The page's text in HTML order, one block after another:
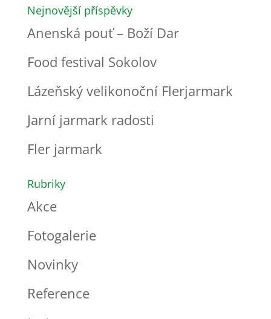
Nejnovější příspěvky
Anenská pouť – Boží Dar
Food festival Sokolov
Lázeňský velikonoční Flerjarmark
Jarní jarmark radosti
Fler jarmark
Rubriky
Akce
Fotogalerie
Novinky
Reference